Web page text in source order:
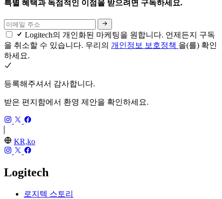
특별 혜택과 독점적인 이점을 받으려면 구독하세요.
Logitech의 개인화된 마케팅을 원합니다. 언제든지 구독
을 취소할 수 있습니다. 우리의 개인정보 보호정책 을(를) 확인
하세요.
등록해주셔서 감사합니다.
받은 편지함에서 환영 제안을 확인하세요.
KR,ko
Logitech
로지텍 스토리